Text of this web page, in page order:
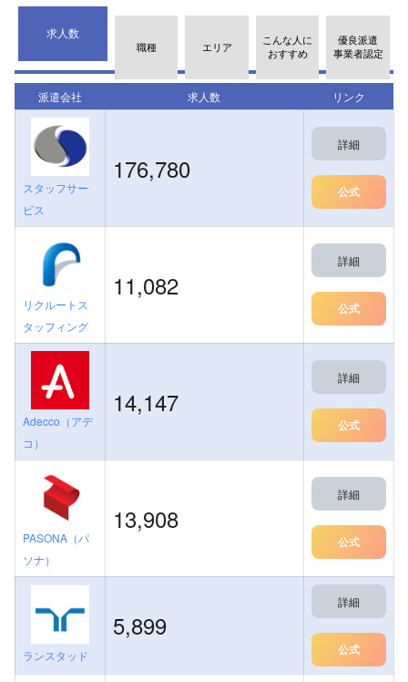
求人数
職種 エリア
こんな人に
おすすめ
優良派遣
事業者認定
派遣会社 求人数 リンク
スタッフサー
ビス
176,780
詳細
公式
リクルートス
タッフィング
11,082
詳細
公式
Adecco（アデ
コ）
14,147
詳細
公式
PASONA（パ
ソナ）
13,908
詳細
公式
ランスタッド
5,899
詳細
公式